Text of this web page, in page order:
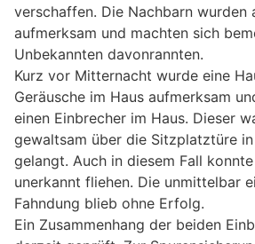
verschaffen. Die Nachbarn wurden
aufmerksam und machten sich
Unbekannten davonrannten.
Kurz vor Mitternacht wurde eine
Geräusche im Haus aufmerksam
einen Einbrecher im Haus. Dieser
gewaltsam über die Sitzplatztüre
gelangt. Auch in diesem Fall
unerkannt fliehen. Die unmittelbar
Fahndung blieb ohne Erfolg.
Ein Zusammenhang der beiden